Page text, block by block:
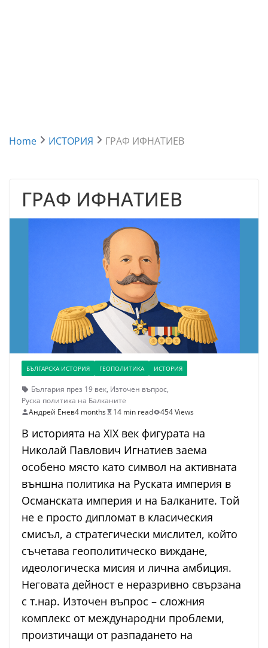
Home ИСТОРИЯ ГРАФ ИФНАТИЕВ
ГРАФ ИФНАТИЕВ
БЪЛГАРСКА ИСТОРИЯ ГЕОПОЛИТИКА ИСТОРИЯ
България през 19 век, Източен въпрос,
Руска политика на Балканите
Андрей Енев4 months 14 min read 454 Views
В историята на XIX век фигурата на
Николай Павлович Игнатиев заема
особено място като символ на активната
външна политика на Руската империя в
Османската империя и на Балканите. Той
не е просто дипломат в класическия
смисъл, а стратегически мислител, който
съчетава геополитическо виждане,
идеологическа мисия и лична амбиция.
Неговата дейност е неразривно свързана
с т.нар. Източен въпрос – сложния
комплекс от международни проблеми,
произтичащи от разпадането на